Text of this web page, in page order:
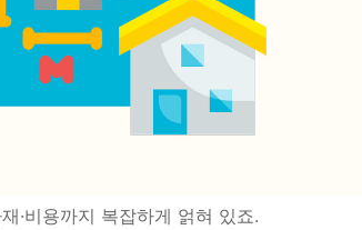
·비용까지 복잡하게 얽혀 있죠.